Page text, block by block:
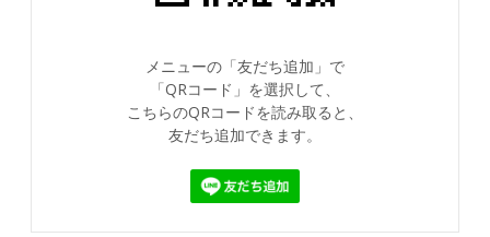
メニューの「友だち追加」で
「QRコード」を選択して、
こちらのQRコードを読み取ると、
友だち追加できます。